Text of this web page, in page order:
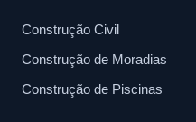
Construção Civil
Construção de Moradias
Construção de Piscinas